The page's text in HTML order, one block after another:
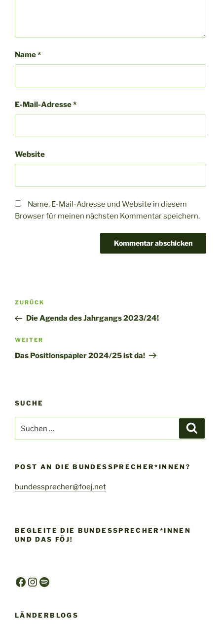
Name*
E-Mail-Adresse*
Website
Name, E-Mail-Adresse und Website in diesem
Browser für meinen nächsten Kommentar speichern.
Beitragsnavigation
Vorheriger
Beitrag
ZURÜCK
Die Agenda des Jahrgangs 2023/24!
Nächster
Beitrag
WEITER
Das Positionspapier 2024/25 ist da!
SUCHE
nach:
POST AN DIE BUNDESSPRECHER*INNEN?
bundessprecher@foej.net
BEGLEITE DIE BUNDESSPRECHER*INNEN
UND DAS FÖJ!
Facebook
Instagram
Spotify
LÄNDERBLOGS